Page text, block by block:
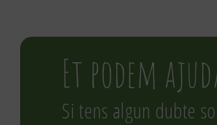
Et podem
Si tens algun dubte